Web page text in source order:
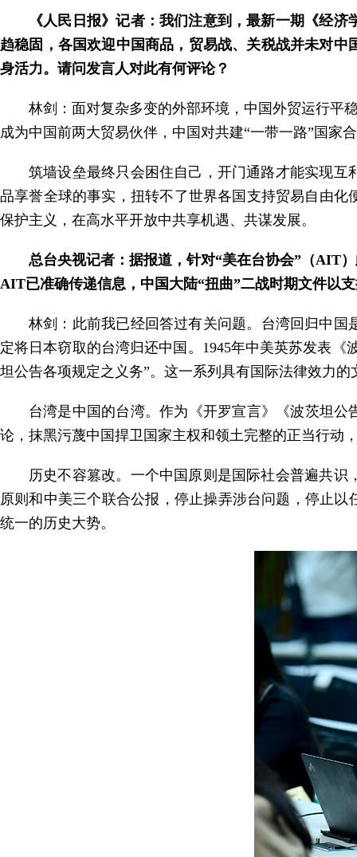
《人民日报》记者：我们注意到，最新一期《经
趋稳固，各国欢迎中国商品，贸易战、关税战并未对
身活力。请问发言人对此有何评论？
林剑：面对复杂多变的外部环境，中国外贸运行平
成为中国前两大贸易伙伴，中国对共建“一带一路”国家
筑墙设垒最终只会困住自己，开门通路才能实现
品享誉全球的事实，扭转不了世界各国支持贸易自由
保护主义，在高水平开放中共享机遇、共谋发展。
总台央视记者：据报道，针对“美在台协会”（AIT
AIT已准确传递信息，中国大陆“扭曲”二战时期文件以
林剑：此前我已经回答过有关问题。台湾回归中
定将日本窃取的台湾归还中国。1945年中美英苏发表
坦公告各项规定之义务”。这一系列具有国际法律效力
台湾是中国的台湾。作为《开罗宣言》《波茨坦
论，抹黑污蔑中国捍卫国家主权和领土完整的正当行动
历史不容篡改。一个中国原则是国际社会普遍共
原则和中美三个联合公报，停止操弄涉台问题，停止
统一的历史大势。